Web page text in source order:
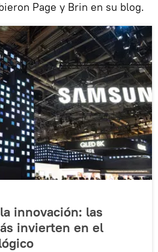
Page y Brin en su blog.
innovación: las
invierten en el